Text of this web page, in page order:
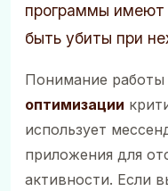
программы имеют
быть убиты при
Понимание работы
оптимизации
использует
приложения для
активности. Если